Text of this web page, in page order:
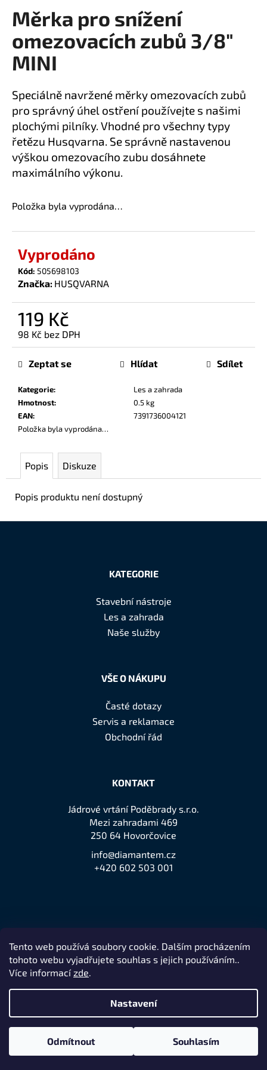
Tento web používá soubory cookie. Dalším procházením
tohoto webu vyjadřujete souhlas s jejich používáním..
Více informacízde.
Nastavení
Odmítnout Souhlasím
produktu
je
0,0
z
5
Měrka pro snížení
omezovacích zubů 3/8"
MINI
Speciálně navržené měrky omezovacích zubů
pro správný úhel ostření používejte s našimi
plochými pilníky. Vhodné pro všechny typy
řetězu Husqvarna. Se správně nastavenou
výškou omezovacího zubu dosáhnete
maximálního výkonu.
Položka byla vyprodána…
Vyprodáno
Kód: 505698103
Značka: HUSQVARNA
119 Kč
98 Kč bez DPH
Měrná
cena:
Kategorie:
Les a zahrada
Hmotnost:
0.5 kg
EAN:
7391736004121
Položka byla vyprodána…
Zeptat se Hlídat Sdílet
Popis Diskuze
Popis produktu není dostupný
a
j
í
t
HLEDAT
o
o
u
j
e
m
KATEGORIE
Stavební nástroje
Les a zahrada
Naše služby
VŠE O NÁKUPU
Časté dotazy
Servis a reklamace
Obchodní řád
KONTAKT
Jádrové vrtání Poděbrady s.r.o.
Mezi zahradami 469
250 64 Hovorčovice
info@diamantem.cz
+420 602 503 001
Přijímáme online platby
Vytvořil Shoptet
Copyright 2026jeden z největších prodejců značky Husqvarna
Všechna práva vyhrazena.